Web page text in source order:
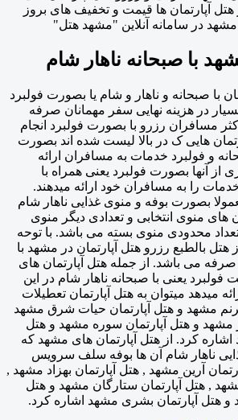
آپارتمان ها قیمت و تخفیف های بروز
مشهد در سامانه آنلاین "مشهد هتل"
با صبحانه ناهار شام
با صبحانه و ناهار و شام یا بصورت فولبرد
در هزینه نهایی سفر مهمانان صرفه
مسافران رزرو با بصورت فولبرد انجام
هایی ک در بالا لیست شده اند بصورت
و فولبرد خدمات به مسافران ارائه
از آنها بصورت فولبرد یعنی همراه با
را به مسافران خود ارائه میدهند.
بصورت بوفه و منوی غذایی ناهار شام
های منوی انتخابی و تعدادی دیگر منوی
محدودی منوی بسته می باشد. با توحه
هتل بالطبع رزرو هتل آپارتمان در مشهد با
صرفه می باشد. از جمله هتل آپارتمان های
یعنی با صبحانه ناهار شام در این
میدهد میتوان به هتل آپارتمان تعطیلات
مشهد و هتل آپارتمان حیات شرق مشهد
مشهد و هتل آپارتمان سوره مشهد و هتل
اشاره کرد. از هتل آپارتمان های مشهد که
ناهار شام آن ها بوفه سلف سرویس
آرین مشهد , هتل آپارتمان بهزاد مشهد ,
مشهد , هتل آپارتمان ستارگان مشهد و هتل
و هتل آپارتمان بشری مشهد اشاره کرد.